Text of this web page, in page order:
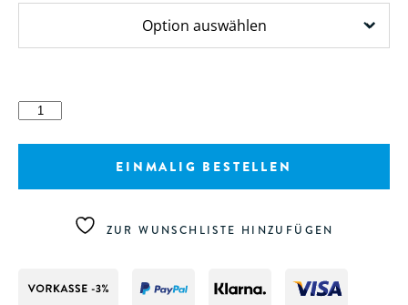
Papierhandtuch
Menge
EINMALIG BESTELLEN
ZUR WUNSCHLISTE HINZUFÜGEN